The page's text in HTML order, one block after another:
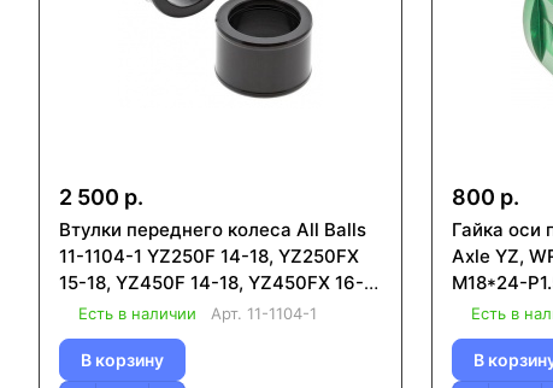
2 500 р.
Втулки переднего колеса All Balls
11-1104-1 YZ250F 14-18, YZ250FX
15-18, YZ450F 14-18, YZ450FX 16-
Есть в наличии Арт. 11-1104-1
В корзину
800 р.
Гайка оси
Axle YZ,
M18*24-
Есть в
В